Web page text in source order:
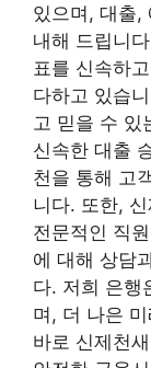
있으며, 대출,
내해 드립니
표를 신속하
다하고 있습
고 믿을 수 있
신속한 대출
천을 통해 고
니다. 또한,
전문적인 직
에 대해 상담
다. 저희 은행
며, 더 나은
바로 신제천